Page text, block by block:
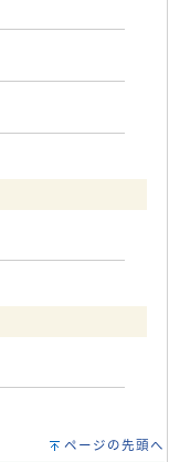
ページの先頭へ